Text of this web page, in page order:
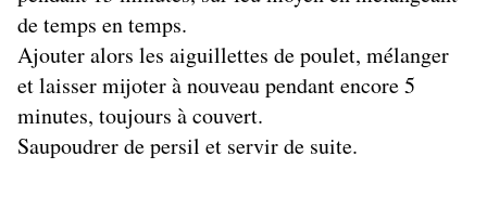
de temps en temps.
Ajouter alors les aiguillettes de poulet, mélanger
et laisser mijoter à nouveau pendant encore 5
minutes, toujours à couvert.
Saupoudrer de persil et servir de suite.